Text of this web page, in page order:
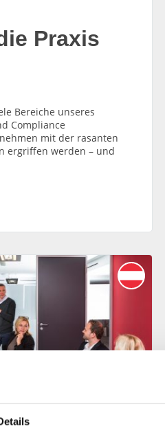
Praxis
Bereiche unseres
Compliance
mit der rasanten
ergriffen werden – und